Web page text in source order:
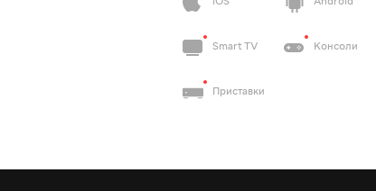
Smart TV Консоли
Приставки